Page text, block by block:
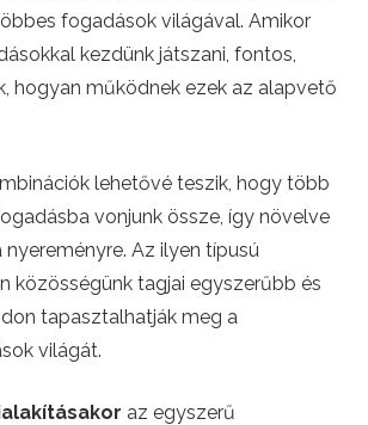
fogadások világával. Amikor
kezdünk játszani, fontos,
hogyan működnek ezek az alapvető
lehetővé teszik, hogy több
vonjunk össze, így növelve
nyereményre. Az ilyen típusú
közösségünk tagjai egyszerűbb és
tapasztalhatják meg a
világát.
az egyszerű